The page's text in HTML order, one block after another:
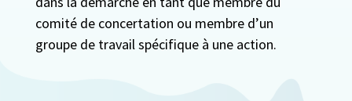
comité de concertation ou membre d’un
groupe de travail spécifique à une action.